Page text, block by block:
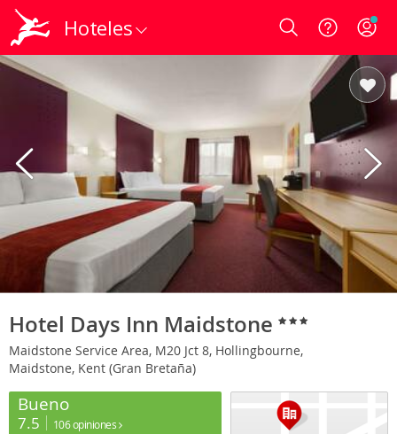
Hoteles Login
Hotel Days Inn Maidstone
Maidstone Service Area, M20 Jct 8, Hollingbourne,
Maidstone, Kent (Gran Bretaña)
Bueno
7.5 106 opiniones